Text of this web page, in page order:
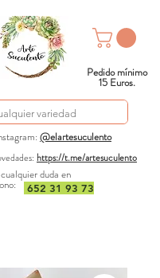
duda en
@elartesuculento
652 31 93 73
https://t.me/artesuculento
Pedido mínimo
15 Euros.